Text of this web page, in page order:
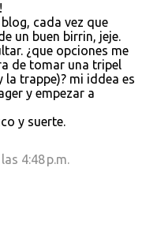
cada vez que
un buen birrin, jeje.
¿que opciones me
de tomar una tripel
la trappe)? mi iddea es
y empezar a
y suerte.
4:48 p.m.